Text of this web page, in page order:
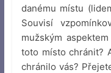
danému místu
Souvisí
mužským
toto místo chránit?
chránilo vás?